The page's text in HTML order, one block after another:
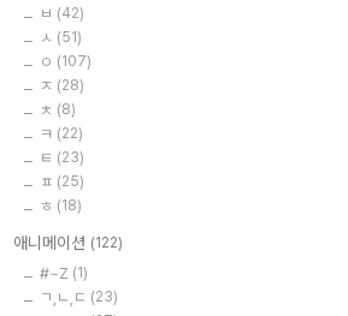
ㅂ (42)
ㅅ (51)
ㅇ (107)
ㅈ (28)
ㅊ (8)
ㅋ (22)
ㅌ (23)
ㅍ (25)
ㅎ (18)
애니메이션 (122)
#~Z (1)
ㄱ,ㄴ,ㄷ (23)